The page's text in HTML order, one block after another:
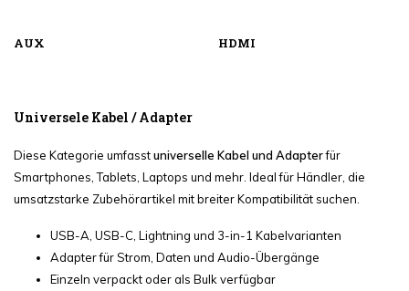
AUX HDMI
Universele Kabel / Adapter
Diese Kategorie umfasstuniverselle Kabel und Adapterfür
Smartphones, Tablets, Laptops und mehr. Ideal für Händler, die
umsatzstarke Zubehörartikel mit breiter Kompatibilität suchen.
USB-A, USB-C, Lightning und 3-in-1 Kabelvarianten
Adapter für Strom, Daten und Audio-Übergänge
Einzeln verpackt oder als Bulk verfügbar